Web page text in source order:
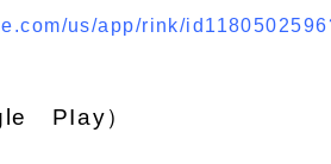
us/app/rink/
PIay）